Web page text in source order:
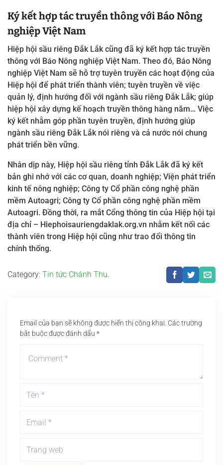
Ký kết hợp tác truyền thông với Báo Nông
nghiệp Việt Nam
Hiệp hội sầu riêng Đắk Lắk cũng đã ký kết hợp tác truyền
thông với Báo Nông nghiệp Việt Nam. Theo đó, Báo Nông
nghiệp Việt Nam sẽ hỗ trợ tuyên truyền các hoạt động của
Hiệp hội để phát triển thành viên; tuyên truyền về việc
quản lý, định hướng đối với ngành sầu riêng Đắk Lắk; giúp
hiệp hội xây dựng kế hoạch truyền thông hàng năm… Việc
ký kết nhằm góp phần tuyên truyền, định hướng giúp
ngành sầu riêng Đắk Lắk nói riêng và cả nước nói chung
phát triển bền vững.
Nhân dịp này, Hiệp hội sầu riêng tỉnh Đắk Lắk đã ký kết
bản ghi nhớ với các cơ quan, doanh nghiệp; Viện phát triển
kinh tế nông nghiệp; Công ty Cổ phần công nghệ phần
mềm Autoagri; Công ty Cổ phần công nghệ phần mềm
Autoagri. Đồng thời, ra mắt Cổng thông tin của Hiệp hội tại
địa chỉ – Hiephoisauriengdaklak.org.vn nhằm kết nối các
thành viên trong Hiệp hội cũng như trao đổi thông tin
chính thống.
Category: Tin tức Chánh Thu.
Email của bạn sẽ không được hiển thị công khai. Các trường
bắt buộc được đánh dấu *